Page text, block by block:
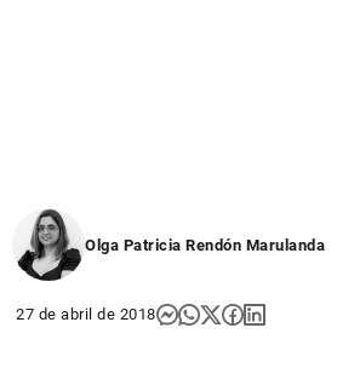
Olga Patricia Rendón Marulanda
27 de abril de 2018